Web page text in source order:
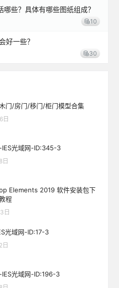
些？具体有哪些图纸组成？
10
好一些？
30
门/房门/移门/柜门模型合集
日
IES光域网-ID:345-3
日
Elements 2019 软件安装包下
程
日
光域网-ID:17-3
日
光域网-ID:196-3
美好了！